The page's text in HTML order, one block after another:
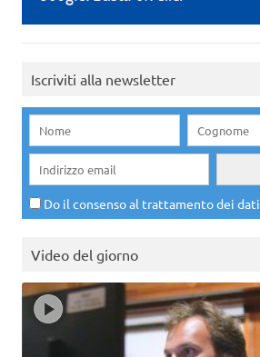
Iscriviti alla newsletter
Do il consenso al trattamento dei dati
Video del giorno